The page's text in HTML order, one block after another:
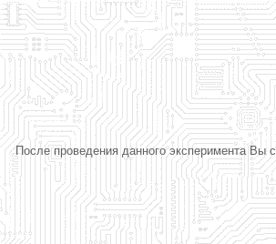
После проведения данного эксперимента Вы